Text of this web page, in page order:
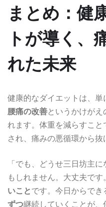
まとめ：健
トが導く、
れた未来
健康的なダイエットは、単
腰痛の改善というかけが
れます。体重を減らすこ
され、痛みの悪循環から抜
「でも、どうせ三日坊主
もしれません。大丈夫です
いことです。今日からでき
ずつ継続していくことが、